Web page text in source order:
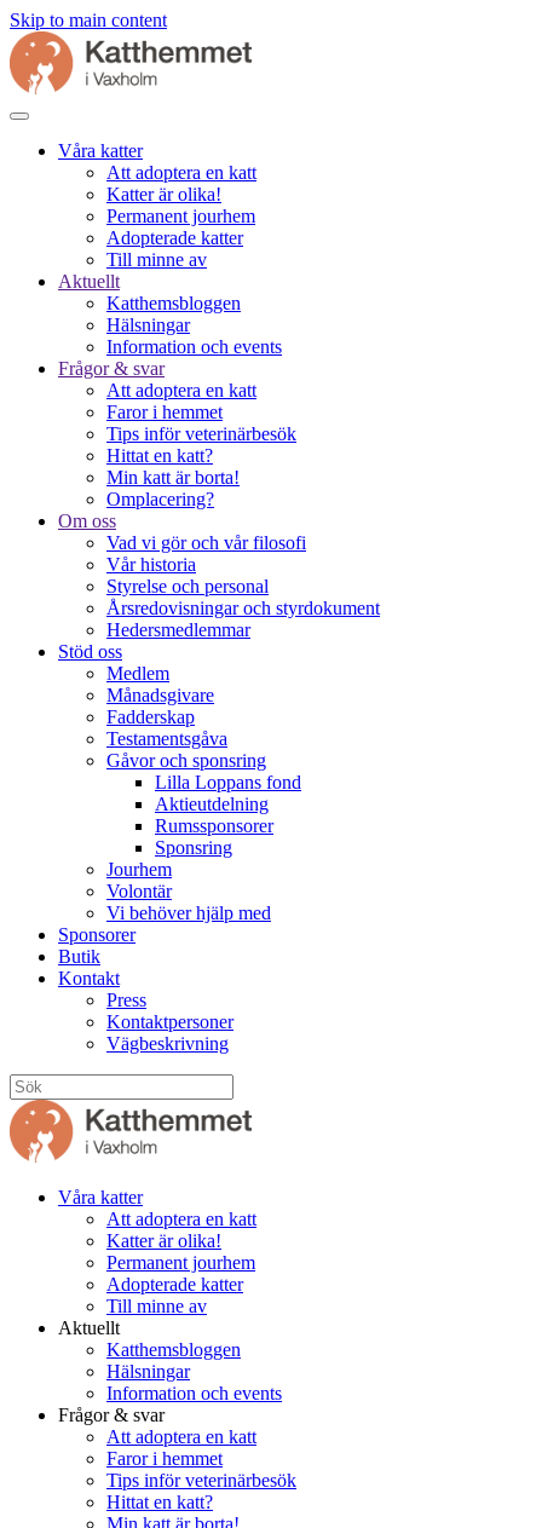
Skip to main content
Våra katter
Att adoptera en katt
Katter är olika!
Permanent jourhem
Adopterade katter
Till minne av
Aktuellt
Katthemsbloggen
Hälsningar
Information och events
Frågor & svar
Att adoptera en katt
Faror i hemmet
Tips inför veterinärbesök
Hittat en katt?
Min katt är borta!
Omplacering?
Om oss
Vad vi gör och vår filosofi
Vår historia
Styrelse och personal
Årsredovisningar och styrdokument
Hedersmedlemmar
Stöd oss
Medlem
Månadsgivare
Fadderskap
Testamentsgåva
Gåvor och sponsring
Lilla Loppans fond
Aktieutdelning
Rumssponsorer
Sponsring
Jourhem
Volontär
Vi behöver hjälp med
Sponsorer
Butik
Kontakt
Press
Kontaktpersoner
Vägbeskrivning
Våra katter
Att adoptera en katt
Katter är olika!
Permanent jourhem
Adopterade katter
Till minne av
Aktuellt
Katthemsbloggen
Hälsningar
Information och events
Frågor & svar
Att adoptera en katt
Faror i hemmet
Tips inför veterinärbesök
Hittat en katt?
Min katt är borta!